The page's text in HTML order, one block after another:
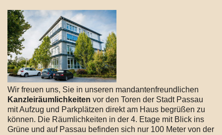
Wir freuen uns, Sie in unseren mandantenfreundlichen
Kanzleiräumlichkeiten vor den Toren der Stadt Passau
mit Aufzug und Parkplätzen direkt am Haus begrüßen zu
können. Die Räumlichkeiten in der 4. Etage mit Blick ins
Grüne und auf Passau befinden sich nur 100 Meter von der